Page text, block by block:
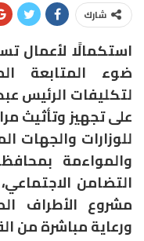
شارك
استكمالًا لأعمال
ضوء المتابعة
لتكليفات الرئيس
على تجهيز وتأثيث
للوزارات والجهات
والمواءمة
التضامن
مشروع الأطراف
ورعاية مباشرة من